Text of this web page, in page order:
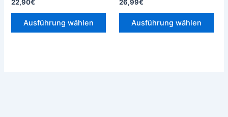
22,90€
Ausführung wählen
gewählt
26,99€
Ausführung wählen